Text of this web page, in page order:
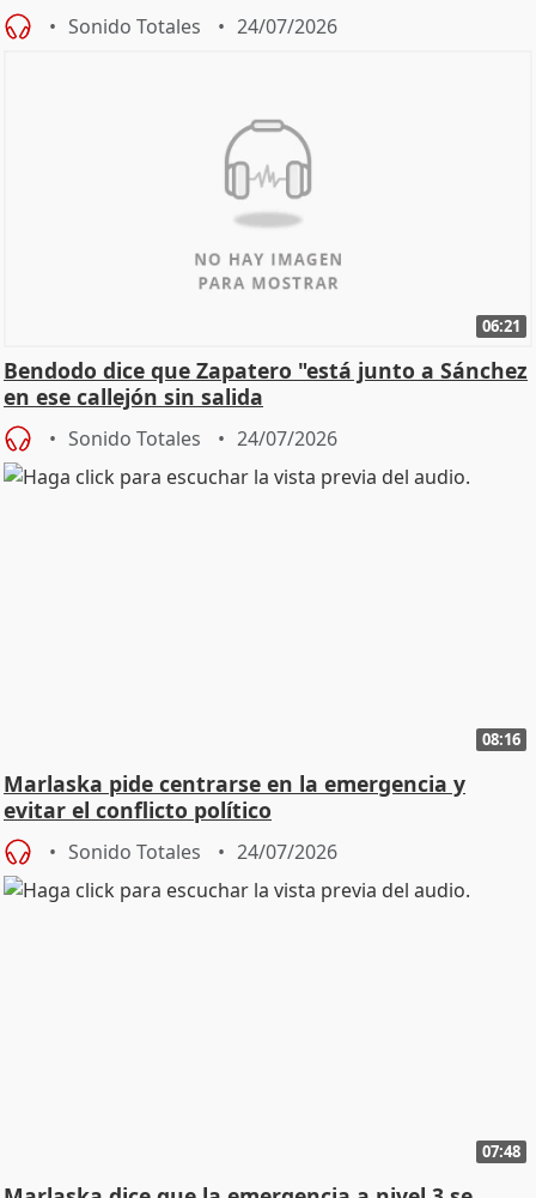
Sonido Totales 24/07/2026
06:21
Bendodo dice que Zapatero "está junto a Sánchez
en ese callejón sin salida
Sonido Totales 24/07/2026
08:16
Marlaska pide centrarse en la emergencia y
evitar el conflicto político
Sonido Totales 24/07/2026
07:48